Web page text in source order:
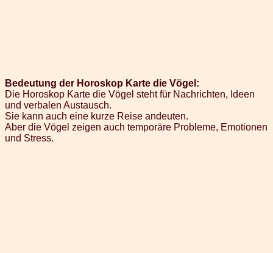
Bedeutung der Horoskop Karte die Vögel:
Die Horoskop Karte die Vögel steht für Nachrichten, Ideen
und verbalen Austausch.
Sie kann auch eine kurze Reise andeuten.
Aber die Vögel zeigen auch temporäre Probleme, Emotionen
und Stress.